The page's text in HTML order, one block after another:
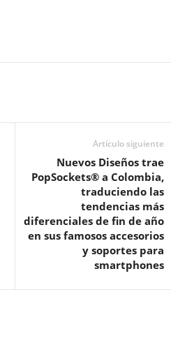
Artículo siguiente
Nuevos Diseños trae
PopSockets® a Colombia,
traduciendo las
tendencias más
diferenciales de fin de año
en sus famosos accesorios
y soportes para
smartphones